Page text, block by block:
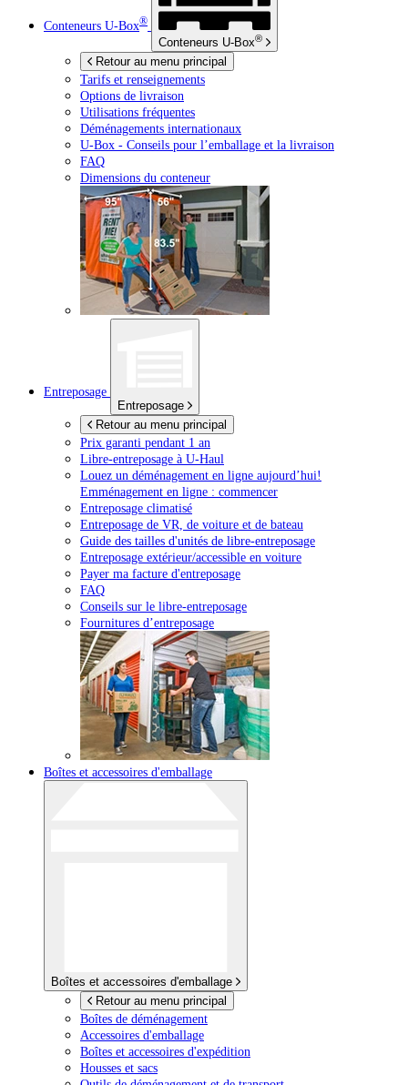
Conteneurs U-Box®
Conteneurs U-Box®
Retour au menu principal
Tarifs et renseignements
Options de livraison
Utilisations fréquentes
Déménagements internationaux
U-Box - Conseils pour l’emballage et la livraison
FAQ
Dimensions du conteneur
Entreposage
Entreposage
Retour au menu principal
Prix garanti pendant 1 an
Libre-entreposage à U-Haul
Louez un déménagement en ligne aujourd’hui!
Emménagement en ligne : commencer
Entreposage climatisé
Entreposage de VR, de voiture et de bateau
Guide des tailles d'unités de libre-entreposage
Entreposage extérieur/accessible en voiture
Payer ma facture d'entreposage
FAQ
Conseils sur le libre-entreposage
Fournitures d’entreposage
Boîtes et accessoires d'emballage
Boîtes et accessoires d'emballage
Retour au menu principal
Boîtes de déménagement
Accessoires d'emballage
Boîtes et accessoires d'expédition
Housses et sacs